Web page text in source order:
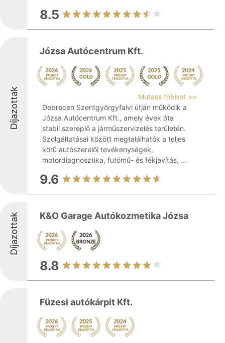
8.5
Díjazottak
Józsa Autócentrum Kft.
Mutass többet >>
Debrecen Szentgyörgyfalvi útján működik a
Józsa Autócentrum Kft., amely évek óta
stabil szereplő a járműszervizelés területén.
Szolgáltatásai között megtalálhatók a teljes
körű autószerelői tevékenységek,
motordiagnosztika, futómű- és fékjavítás, ...
9.6
Díjazottak K&O Garage Autókozmetika Józsa
8.8
Füzesi autókárpit Kft.